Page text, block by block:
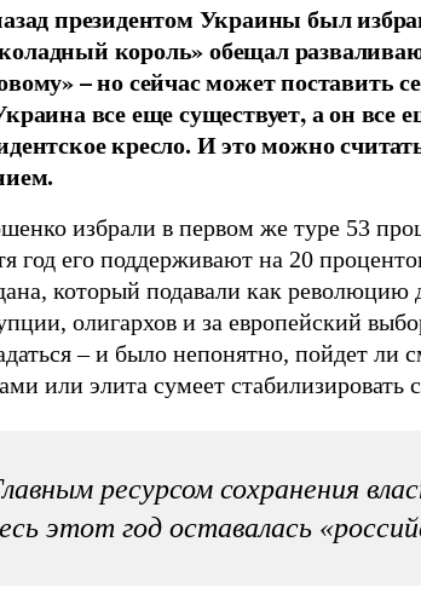
президентом Украины был
король» обещал
– но сейчас может поставить
все еще существует, а он все
кресло. И это можно
избрали в первом же туре 53
год его поддерживают на 20
который подавали как революцию
олигархов и за европейский
– и было непонятно, пойдет ли
или элита сумеет стабилизировать
ресурсом сохранения
этот год оставалась